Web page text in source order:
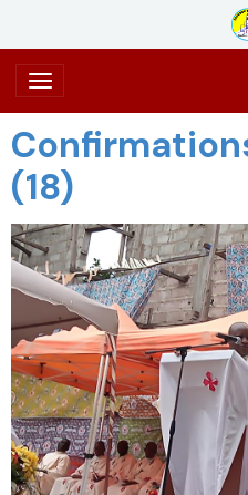
(18)